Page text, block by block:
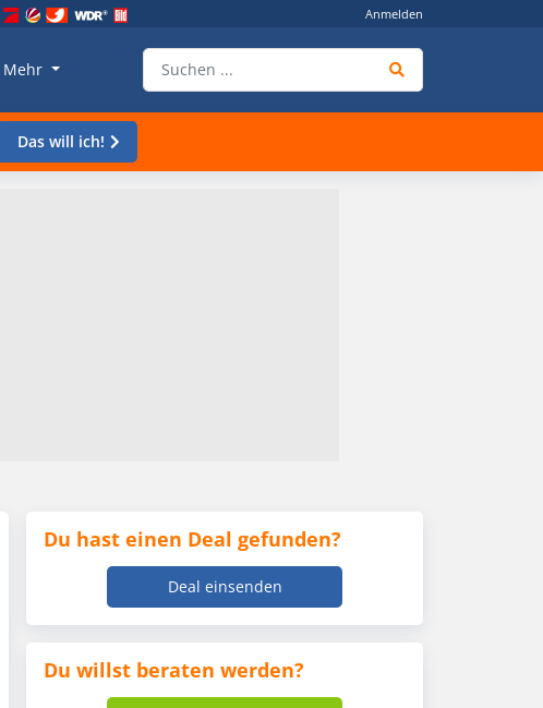
Anmelden
Mehr
Das will ich!
Du hast einen Deal gefunden?
Deal einsenden
Du willst beraten werden?